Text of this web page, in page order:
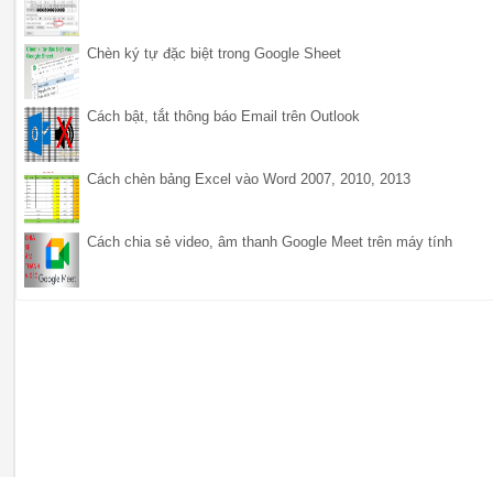
Chèn ký tự đặc biệt trong Google Sheet
Cách bật, tắt thông báo Email trên Outlook
Cách chèn bảng Excel vào Word 2007, 2010, 2013
Cách chia sẻ video, âm thanh Google Meet trên máy tính